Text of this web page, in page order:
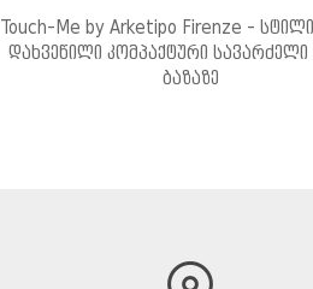
Touch-Me by Arketipo Firenze -
დახვეწილი კომპაქტური
ბაზაზე